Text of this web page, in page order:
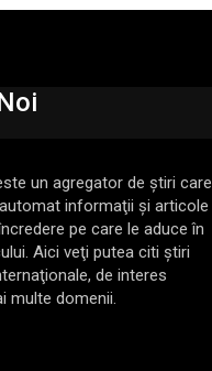
un agregator de ştiri care
informaţii şi articole
pe care le aduce în
Aici veţi putea citi ştiri
de interes
multe domenii.